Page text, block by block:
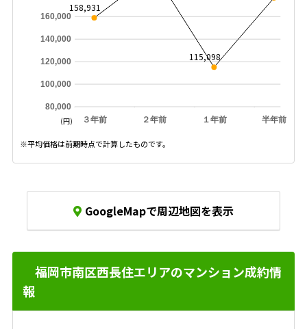
３年前 ２年前 １年前 半年前
80,000
100,000
120,000
140,000
160,000
158,931
115,098
(円)
※平均価格は前期時点で計算したものです。
GoogleMapで周辺地図を表示
福岡市南区西長住エリアのマンション成約情
報